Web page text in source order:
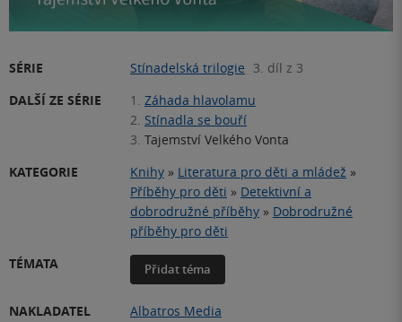
SÉRIE Stínadelská trilogie 3. díl z 3
DALŠÍ ZE SÉRIE
1. Záhada hlavolamu
2. Stínadla se bouří
3. Tajemství Velkého Vonta
KATEGORIE
Knihy » Literatura pro děti a mládež »
Příběhy pro děti » Detektivní a
dobrodružné příběhy » Dobrodružné
příběhy pro děti
TÉMATA
Přidat téma
NAKLADATEL
Albatros Media